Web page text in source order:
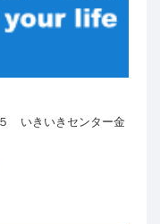
いきいきセンター金